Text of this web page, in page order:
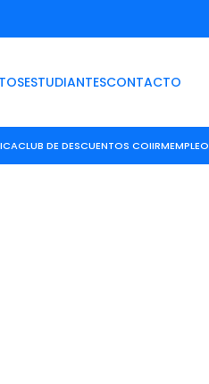
ESTUDIANTESCONTACTO
CLUB DE DESCUENTOS COIIRMEMPLEO